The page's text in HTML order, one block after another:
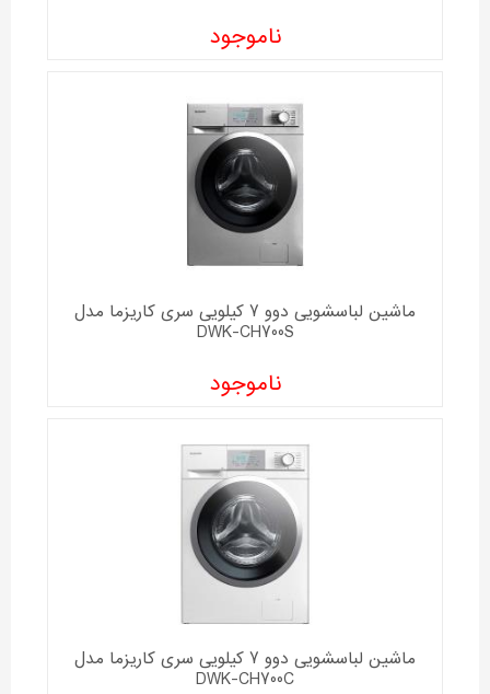
ناموجود
ماشین لباسشویی دوو 7 کیلویی سری کاریزما مدل
DWK-CH700S
ناموجود
ماشین لباسشویی دوو 7 کیلویی سری کاریزما مدل
DWK-CH700C